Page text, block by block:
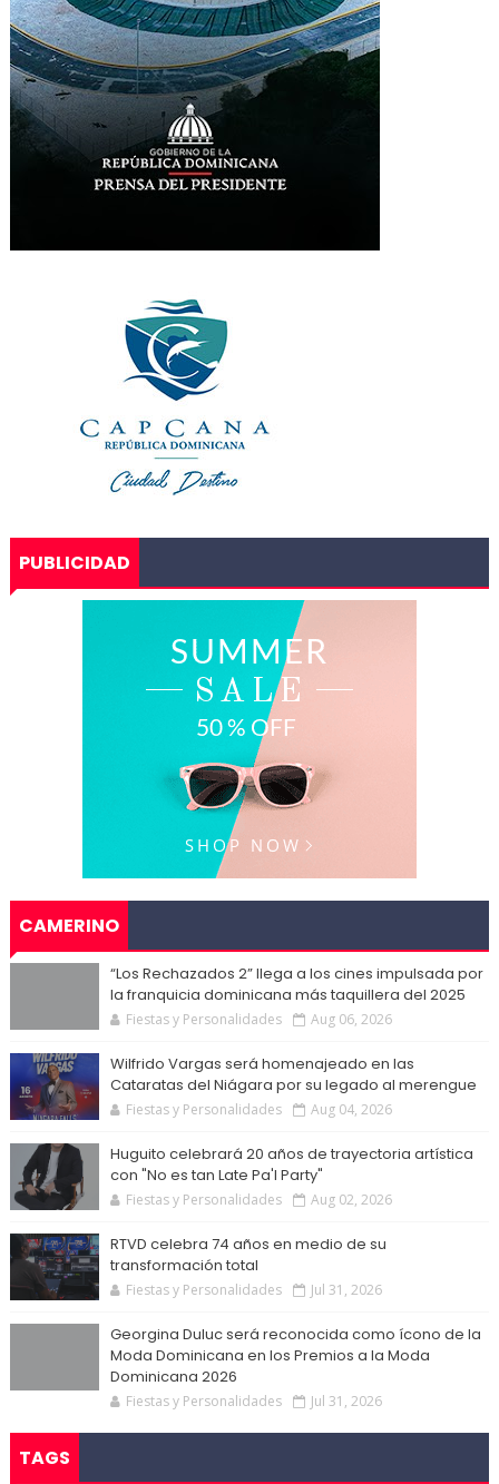
PUBLICIDAD
CAMERINO
“Los Rechazados 2” llega a los cines impulsada por
la franquicia dominicana más taquillera del 2025
Fiestas y Personalidades Aug 06, 2026
Wilfrido Vargas será homenajeado en las
Cataratas del Niágara por su legado al merengue
Fiestas y Personalidades Aug 04, 2026
Huguito celebrará 20 años de trayectoria artística
con "No es tan Late Pa'l Party"
Fiestas y Personalidades Aug 02, 2026
RTVD celebra 74 años en medio de su
transformación total
Fiestas y Personalidades Jul 31, 2026
Georgina Duluc será reconocida como ícono de la
Moda Dominicana en los Premios a la Moda
Dominicana 2026
Fiestas y Personalidades Jul 31, 2026
TAGS